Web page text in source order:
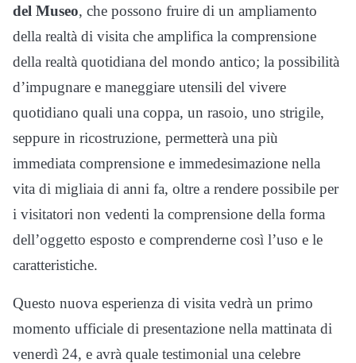
del Museo, che possono fruire di un ampliamento
della realtà di visita che amplifica la comprensione
della realtà quotidiana del mondo antico; la possibilità
d’impugnare e maneggiare utensili del vivere
quotidiano quali una coppa, un rasoio, uno strigile,
seppure in ricostruzione, permetterà una più
immediata comprensione e immedesimazione nella
vita di migliaia di anni fa, oltre a rendere possibile per
i visitatori non vedenti la comprensione della forma
dell’oggetto esposto e comprenderne così l’uso e le
caratteristiche.
Questo nuova esperienza di visita vedrà un primo
momento ufficiale di presentazione nella mattinata di
venerdì 24, e avrà quale testimonial una celebre